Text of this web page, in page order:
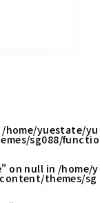
/home/yuestate/yu
sg088/functio
on null in /home/y
themes/sg